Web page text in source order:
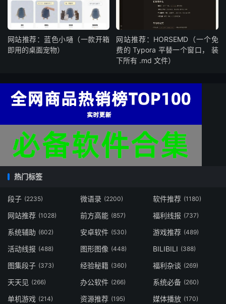
网站推荐：蓝色小嗵（一款开箱
即用的桌面宠物）
网站推荐：HORSEMD（一个免
费的 Typora 平替一个窗口， 装
下所有 .md 文件）
热门标签
段子 (2235) 微语录 (2200) 软件推荐 (1180)
网站推荐 (1028) 前方高能 (857) 福利线报 (737)
系统辅助 (602) 安卓软件 (530) 游戏推荐 (489)
活动线报 (488) 图形图像 (448) BILIBILI (388)
图集段子 (373) 经验秘籍 (360) 福利杂谈 (269)
天天见 (266) 办公软件 (266) 系统必备 (260)
单机游戏 (214) 资源推荐 (195) 媒体播放 (170)